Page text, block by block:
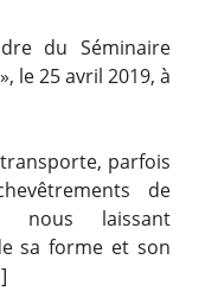
du Séminaire
», le 25 avril 2019, à
parfois
de
nous laissant
sa forme et son